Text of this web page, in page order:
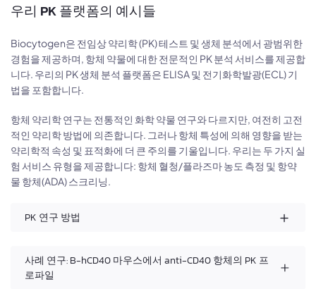
우리 PK 플랫폼의 예시들
Biocytogen은 전임상 약리학 (PK) 테스트 및 생체 분석에서 광범위한
경험을 제공하며, 항체 약물에 대한 전문적인 PK 분석 서비스를 제공합
니다. 우리의 PK 생체 분석 플랫폼은 ELISA 및 전기화학발광(ECL) 기
법을 포함합니다.
항체 약리학 연구는 전통적인 화학 약물 연구와 다르지만, 여전히 고전
적인 약리학 방법에 의존합니다. 그러나 항체 특성에 의해 영향을 받는
약리학적 속성 및 표적화에 더 큰 주의를 기울입니다. 우리는 두 가지 실
험 서비스 유형을 제공합니다: 항체 혈청/플라즈마 농도 측정 및 항약
물 항체(ADA) 스크리닝.
PK 연구 방법
사례 연구: B-hCD40 마우스에서 anti-CD40 항체의 PK 프
로파일